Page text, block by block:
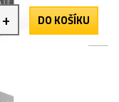
+ DO KOŠÍKU